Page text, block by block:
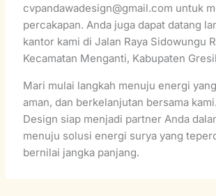
cvpandawadesign@gmail.com untuk
percakapan. Anda juga dapat datang
kantor kami di Jalan Raya Sidowungu
Kecamatan Menganti, Kabupaten
Mari mulai langkah menuju energi
aman, dan berkelanjutan bersama
Design siap menjadi partner Anda
menuju solusi energi surya yang
bernilai jangka panjang.